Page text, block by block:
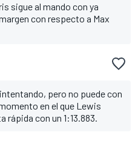
sigue al mando con ya
con respecto a Max
pero no puede con
en el que Lewis
rápida con un 1:13.883.